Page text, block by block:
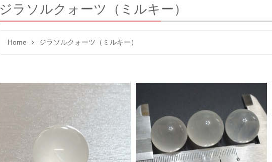
ジラソルクォーツ（ミルキー）
Home ジラソルクォーツ（ミルキー）